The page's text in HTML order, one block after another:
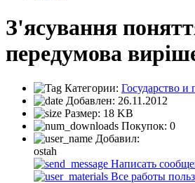
З'ясування
передумова
Категории: Государство и
Добавлен: 26.11.2012
Размер: 18 KB
Покупок: 0
Добавил:
ostah
Написать
Все работы